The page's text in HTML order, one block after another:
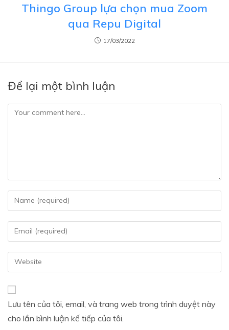
Thingo Group lựa chọn mua Zoom
qua Repu Digital
17/03/2022
Để lại một bình luận
Lưu tên của tôi, email, và trang web trong trình duyệt này
cho lần bình luận kế tiếp của tôi.